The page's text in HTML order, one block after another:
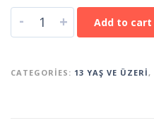
- + Add to cart
CATEGORIES: 13 YAŞ VE ÜZERI,